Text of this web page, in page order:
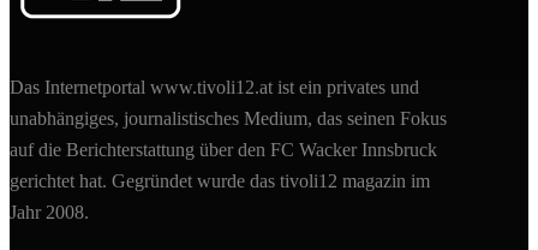
Das Internetportal www.tivoli12.at ist ein privates und
unabhängiges, journalistisches Medium, das seinen Fokus
auf die Berichterstattung über den FC Wacker Innsbruck
gerichtet hat. Gegründet wurde das tivoli12 magazin im
Jahr 2008.